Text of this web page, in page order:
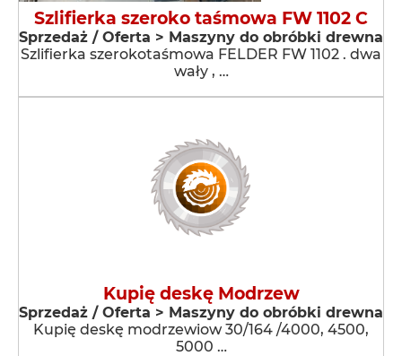
Szlifierka szeroko taśmowa FW 1102 C
Sprzedaż / Oferta > Maszyny do obróbki drewna
Szlifierka szerokotaśmowa FELDER FW 1102 . dwa
wały , …
Kupię deskę Modrzew
Sprzedaż / Oferta > Maszyny do obróbki drewna
Kupię deskę modrzewiow 30/164 /4000, 4500,
5000 …